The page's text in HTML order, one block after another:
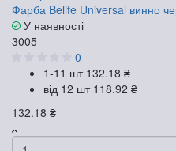
Фарба Belife Universal винно
У наявності
3005
0
1-11 шт 132.18 ₴
від 12 шт 118.92 ₴
132.18 ₴